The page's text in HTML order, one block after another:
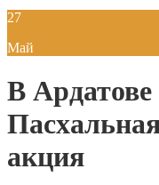
27
Май
В Ардатове
акция